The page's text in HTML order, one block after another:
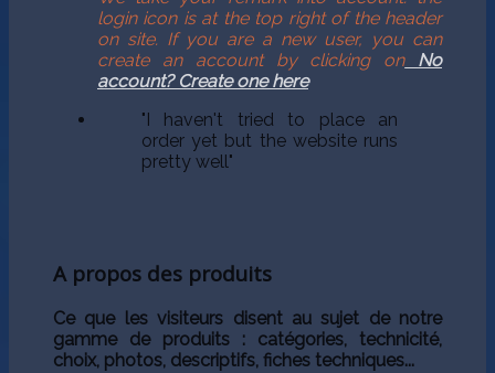
login icon is at the top right of the header
on site. If you are a new user, you can
create an account by clicking on
No
account? Create one here
"I haven't tried to place an
order yet but the website runs
pretty well"
A propos des produits
Ce que les visiteurs disent au sujet de notre
gamme de produits : catégories, technicité,
choix, photos, descriptifs, fiches techniques...